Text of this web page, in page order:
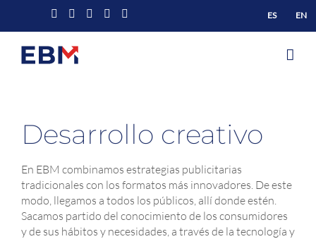
Facebook YouTubeInstagram ES EN
Desarrollo creativo
En EBM combinamos estrategias publicitarias
tradicionales con los formatos más innovadores. De este
modo, llegamos a todos los públicos, allí donde estén.
Sacamos partido del conocimiento de los consumidores
y de sus hábitos y necesidades, a través de la tecnología y